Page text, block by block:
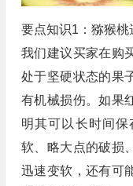
要点知识1：猕猴桃
我们建议买家在购
处于坚硬状态的果
有机械损伤。如果
明其可以长时间
软、略大点的破损
迅速变软，还有可